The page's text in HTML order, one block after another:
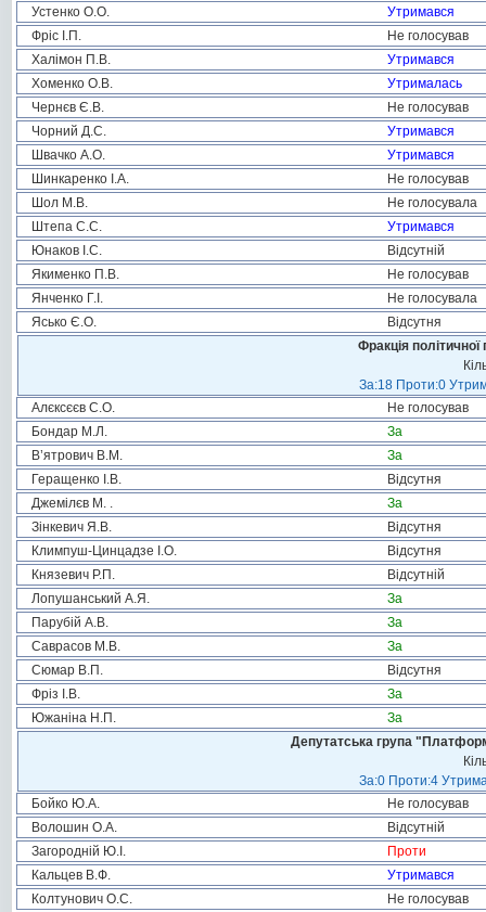
Устенко О.О.
Утримався
Фріс І.П.
Не голосував
Халімон П.В.
Утримався
Хоменко О.В.
Утрималась
Чернєв Є.В.
Не голосував
Чорний Д.С.
Утримався
Швачко А.О.
Утримався
Шинкаренко І.А.
Не голосував
Шол М.В.
Не голосувала
Штепа С.С.
Утримався
Юнаков І.С.
Відсутній
Якименко П.В.
Не голосував
Янченко Г.І.
Не голосувала
Ясько Є.О.
Відсутня
Фракція
За:18 Проти:0
Алєксєєв С.О.
Не голосував
Бондар М.Л.
За
В’ятрович В.М.
За
Геращенко І.В.
Відсутня
Джемілєв М. .
За
Зінкевич Я.В.
Відсутня
Климпуш-Цинцадзе І.О.
Відсутня
Князевич Р.П.
Відсутній
Лопушанський А.Я.
За
Парубій А.В.
За
Саврасов М.В.
За
Сюмар В.П.
Відсутня
Фріз І.В.
За
Южаніна Н.П.
За
Депутатська група
За:0 Проти:4
Бойко Ю.А.
Не голосував
Волошин О.А.
Відсутній
Загородній Ю.І.
Проти
Кальцев В.Ф.
Утримався
Колтунович О.С.
Не голосував